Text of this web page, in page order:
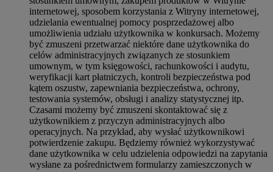
internetowej, sposobem korzystania z Witryny internetowej,
udzielania ewentualnej pomocy posprzedażowej albo
umożliwienia udziału użytkownika w konkursach. Możemy
być zmuszeni przetwarzać niektóre dane użytkownika do
celów administracyjnych związanych ze stosunkiem
umownym, w tym księgowości, rachunkowości i audytu,
weryfikacji kart płatniczych, kontroli bezpieczeństwa pod
kątem oszustw, zapewniania bezpieczeństwa, ochrony,
testowania systemów, obsługi i analizy statystycznej itp.
Czasami możemy być zmuszeni skontaktować się z
użytkownikiem z przyczyn administracyjnych albo
operacyjnych. Na przykład, aby wysłać użytkownikowi
potwierdzenie zakupu. Będziemy również wykorzystywać
dane użytkownika w celu udzielenia odpowiedzi na zapytania
wysłane za pośrednictwem formularzy zamieszczonych w